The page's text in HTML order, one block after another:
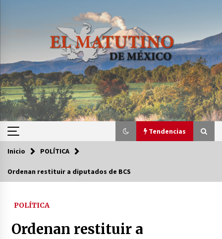
Tendencias
Tendencias
Héctor Díaz-Polanco renuncia a la presidencia
Inicio POLÍTICA
Ordenan restituir a diputados de BCS
POLÍTICA
Ordenan restituir a